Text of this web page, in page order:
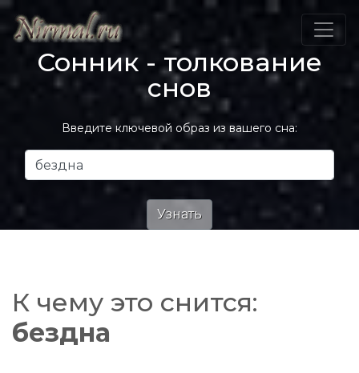
Сонник - толкование
снов
Введите ключевой образ из вашего сна:
К чему это снится:
бездна